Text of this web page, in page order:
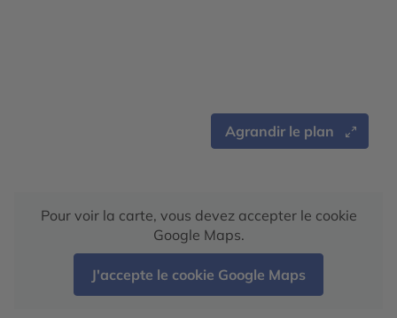
Agrandir le plan
Pour voir la carte, vous devez accepter le cookie
Google Maps.
J'accepte le cookie Google Maps